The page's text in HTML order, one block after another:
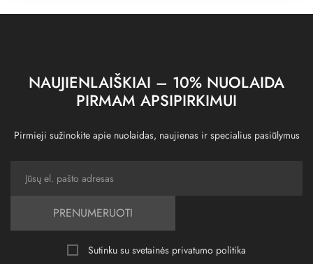
NAUJIENLAIŠKIAI – 10% NUOLAIDA
PIRMAM APSIPIRKIMUI
Pirmieji sužinokite apie nuolaidas, naujienas ir specialius pasiūlymus
PRENUMERUOTI
Sutinku su svetainės privatumo politika